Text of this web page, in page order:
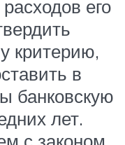
его
критерию,
в
банковскую
лет.